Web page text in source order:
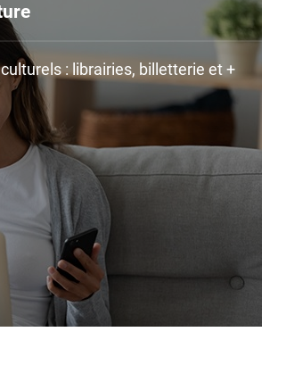
: librairies, billetterie et +